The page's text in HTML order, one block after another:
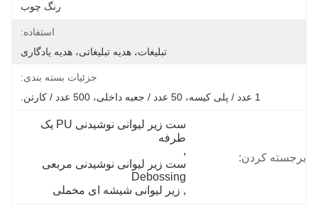
رنگ چوب
استفاده:
تبلیغات، هدیه تبلیغاتی، هدیه یادگاری
جزئیات بسته بندی:
برجسته کردن:
ست زیر لیوانی نوشیدنی PU یک
طرفه
,
ست زیر لیوانی نوشیدنی مربعی
Debossing
, زیر لیوانی شیشه ای مخملی